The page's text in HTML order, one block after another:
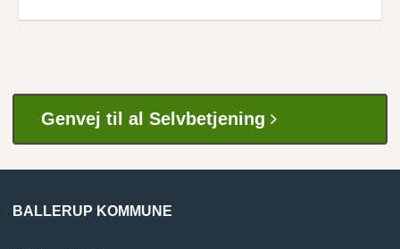
Genvej til al Selvbetjening
BALLERUP KOMMUNE